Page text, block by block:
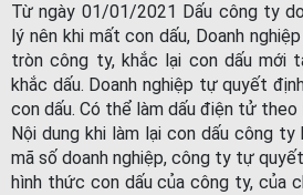
Từ ngày 01/01/2021 Dấu công ty
lý nên khi mất con dấu, Doanh
tròn công ty, khắc lại con dấu mới
khắc dấu. Doanh nghiệp tự quyết
con dấu. Có thể làm dấu điện tử
Nội dung khi làm lại con dấu công
mã số doanh nghiệp, công ty tự
hình thức con dấu của công ty, của